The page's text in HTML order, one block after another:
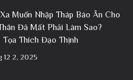
Muốn Nhập Tháp Báo Ân Cho
Đã Mất Phải Làm Sao?
Tọa Thích Đạo Thịnh
12 2, 2025